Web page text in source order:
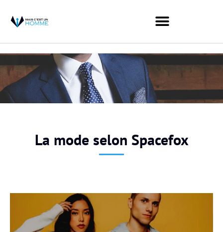
La mode selon Spacefox